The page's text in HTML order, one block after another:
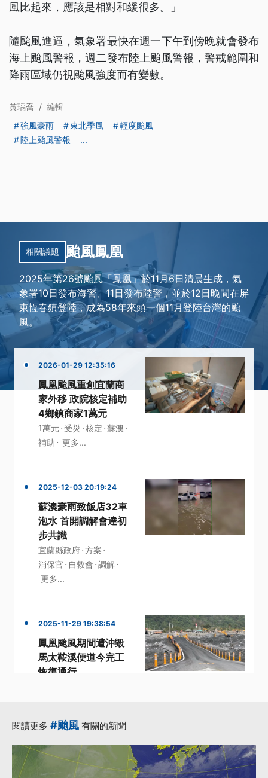
風比起來，應該是相對和緩很多。」
隨颱風進逼，氣象署最快在週一下午到傍晚就會發布
海上颱風警報，週二發布陸上颱風警報，警戒範圍和
降雨區域仍視颱風強度而有變數。
黃瑀喬 / 編輯
強風豪雨
東北季風
輕度颱風
陸上颱風警報
...
相關議題 颱風鳳凰
2025年第26號颱風「鳳凰」於11月6日清晨生成，氣
象署10日發布海警、11日發布陸警，並於12日晚間在屏
東恆春鎮登陸，成為58年來頭一個11月登陸台灣的颱
風。
2026-01-29 12:35:16
鳳凰颱風重創宜蘭商
家外移 政院核定補助
4鄉鎮商家1萬元
1萬元· 受災 ·核定 ·蘇澳 ·
補助 · 更多...
2025-12-03 20:19:24
蘇澳豪雨致飯店32車
泡水 首開調解會達初
步共識
宜蘭縣政府·方案 ·
消保官 · 自救會 ·調解·
更多...
2025-11-29 19:38:54
鳳凰颱風期間遭沖毀
馬太鞍溪便道今完工
恢復通行
閱讀更多 #颱風 有關的新聞